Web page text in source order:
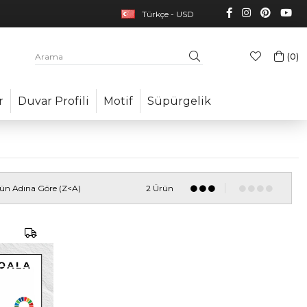
Türkçe - USD
0
Duvar Profili Motif Süpürgelik
Adına Göre (Z<A) 2 Ürün